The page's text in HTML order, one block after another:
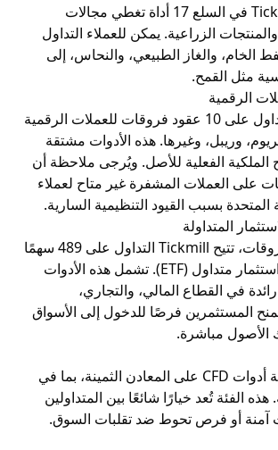
تشمل عروض Tickmill في السلع 17 أداة تغطي مجالات
يمكن للعملاء التداول
الطبيعي، والنحاس، إلى
يستطيع العملاء التداول على 10 عقود فروقات للعملات الرقمية
، وغيرها. هذه الأدوات مشتقة
للأصل. ويُرجى ملاحظة أن
المشفرة غير متاح لعملاء
القيود التنظيمية السارية.
من خلال عقود الفروقات، تتيح Tickmill التداول على 489 سهمًا
المالي، والتجاري،
فرصًا للدخول إلى الأسواق
توفر Tickmill تسعة أدوات CFD على المعادن الثمينة، بما في
خيارًا شائعًا بين المتداولين
تحوط ضد تقلبات السوق.